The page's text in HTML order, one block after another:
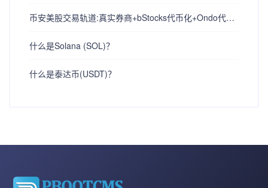
币安美股交易轨道:真实券商+bStocks代币化+Ondo代币化证券+股票合约衍生品
什么是Solana (SOL)？
什么是泰达币(USDT)？